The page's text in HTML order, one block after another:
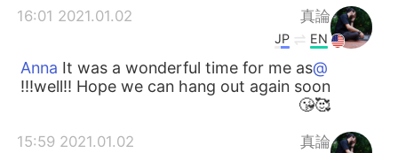
真論
2021.01.02 16:01
EN
JP
@Anna
It was a wonderful time for me as
well!! Hope we can hang out again soon!!!
🥰😘
真論
2021.01.02 15:59